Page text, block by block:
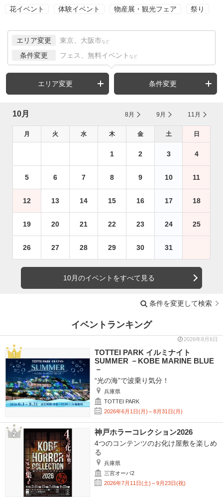
花イベント 体験イベント 物産展・観光フェア 祭り
エリア変更 東京、大阪市 など
条件変更 フェス、無料イベント など
エリア変更 条件変更
10月 8月 9月 11月
月 火 水 木 金 土 日
1 2 3 4
5 6 7 8 9 10 11
12 13 14 15 16 17 18
19 20 21 22 23 24 25
26 27 28 29 30 31
10月のイベントをすべて見る
条件を変更して検索
イベントランキング
2026年8月6日
TOTTEI PARK イルミナイト
SUMMER －KOBE MARINE BLUE
－
“光の海”で波乗り気分！
兵庫県
TOTTEI PARK
2026年6月1日(月)～8月31日(月)
神戸ホラーコレクション2026
4つのコンテンツのお化け屋敷を楽しめ
る
兵庫県
三宮オーパ2
2026年7月11日(土)～9月23日(祝)